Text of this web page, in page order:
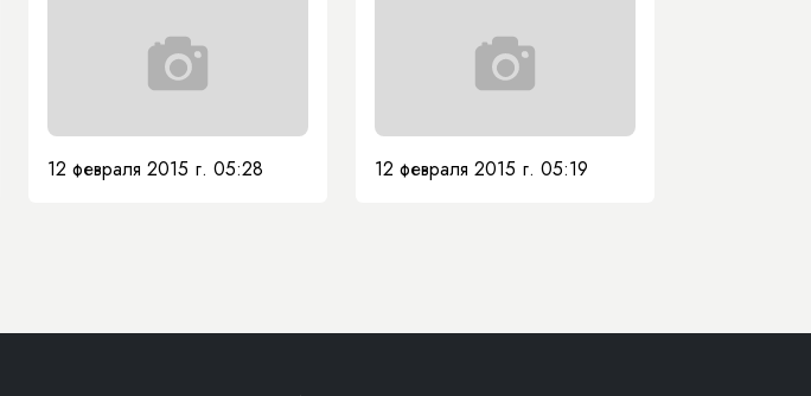
12 февраля 2015 г. 05:28 12 февраля 2015 г. 05:19